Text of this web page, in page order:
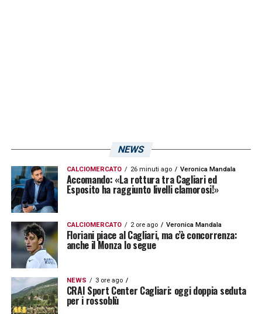
NEWS
CALCIOMERCATO 26 minuti ago Veronica Mandala
Accomando: «La rottura tra Cagliari ed
Esposito ha raggiunto livelli clamorosi!»
CALCIOMERCATO 2 ore ago Veronica Mandala
Floriani piace al Cagliari, ma c’è concorrenza:
anche il Monza lo segue
NEWS 3 ore ago
CRAI Sport Center Cagliari: oggi doppia seduta
per i rossoblù